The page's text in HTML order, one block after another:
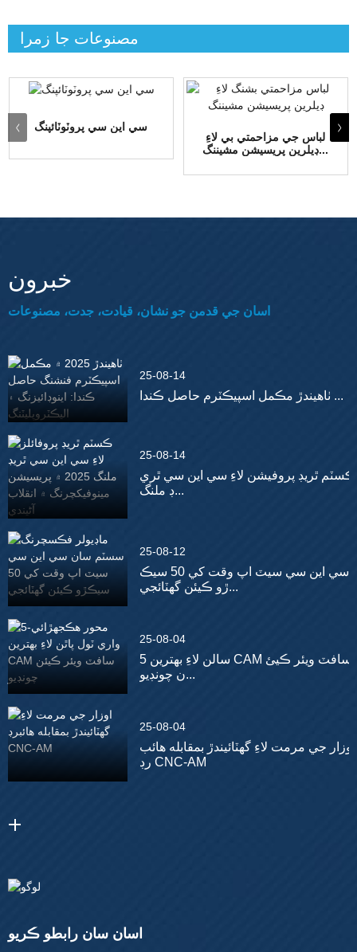
مصنوعات جا زمرا
سي اين سي پروٽوٽائپنگ
لباس جي مزاحمتي بي لاءِ
ڊيلرين پريسيشن مشيننگ...
خبرون
اسان جي قدمن جو نشان، قيادت، جدت، مصنوعات
25-08-14
ٺاهيندڙ مڪمل اسپيڪٽرم حاصل ڪندا ...
25-08-14
ڪسٽم ٿريڊ پروفيشن لاءِ سي اين سي ٿري
ڊ ملنگ...
25-08-12
سي اين سي سيٽ اپ وقت کي 50 سيڪ
ڙو ڪيئن گھٽائجي...
25-08-04
5 سالن لاءِ بهترين CAM سافٽ ويئر ڪيئ
ن چونڊيو...
25-08-04
اوزار جي مرمت لاءِ گھٽائيندڙ بمقابله هائب
رڊ CNC-AM
اسان سان رابطو ڪريو